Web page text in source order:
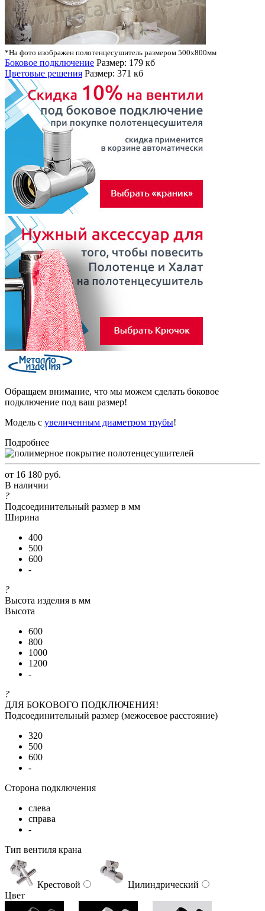
*На фото изображен полотенцесушитель размером 500х800мм
Боковое подключение Размер: 179 кб
Цветовые решения Размер: 371 кб
Обращаем внимание, что мы можем сделать боковое
подключение под ваш размер!
Модель с увеличенным диаметром трубы!
Подробнее
от 16 180 руб.
В наличии
?
Подсоединительный размер в мм
Ширина
400
500
600
-
?
Высота изделия в мм
Высота
600
800
1000
1200
-
?
ДЛЯ БОКОВОГО ПОДКЛЮЧЕНИЯ!
Подсоединительный размер (межосевое расстояние)
320
500
600
-
Сторона подключения
слева
справа
-
Тип вентиля крана
Крестовой
Цилиндрический
Цвет